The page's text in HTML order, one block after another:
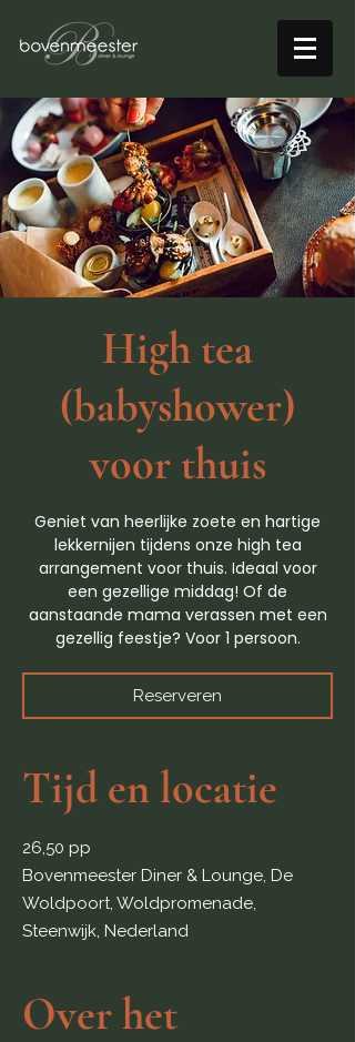
High tea
(babyshower)
voor thuis
Geniet van heerlijke zoete en hartige
lekkernijen tijdens onze high tea
arrangement voor thuis. Ideaal voor
een gezellige middag! Of de
aanstaande mama verassen met een
gezellig feestje? Voor 1 persoon.
Reserveren
Tijd en locatie
26,50 pp
Bovenmeester Diner & Lounge, De
Woldpoort, Woldpromenade,
Steenwijk, Nederland
Over het